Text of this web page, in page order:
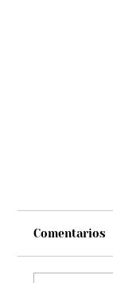
Comentarios